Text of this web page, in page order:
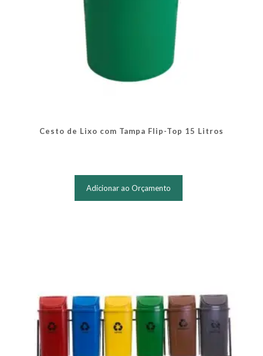
Cesto de Lixo com Tampa Flip-Top 15 Litros
Adicionar ao Orçamento
página
do
produto